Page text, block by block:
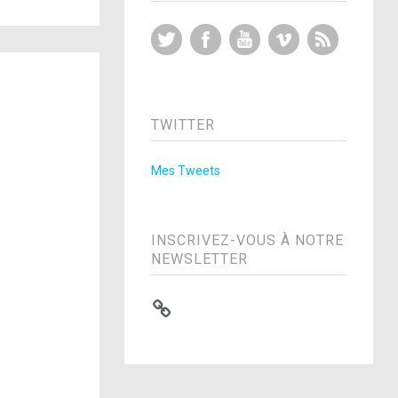
Twitter FacebookYouTubeVimeo
TWITTER
Mes Tweets
INSCRIVEZ-VOUS À NOTRE
NEWSLETTER